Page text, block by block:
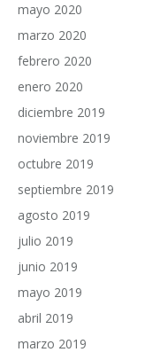
mayo 2020
marzo 2020
febrero 2020
enero 2020
diciembre 2019
noviembre 2019
octubre 2019
septiembre 2019
agosto 2019
julio 2019
junio 2019
mayo 2019
abril 2019
marzo 2019